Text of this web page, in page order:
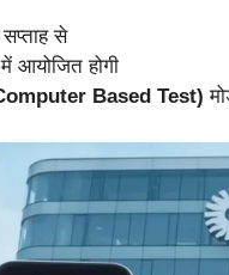
से
में आयोजित होगी
Based Test)